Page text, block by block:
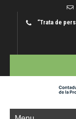
“Trata de